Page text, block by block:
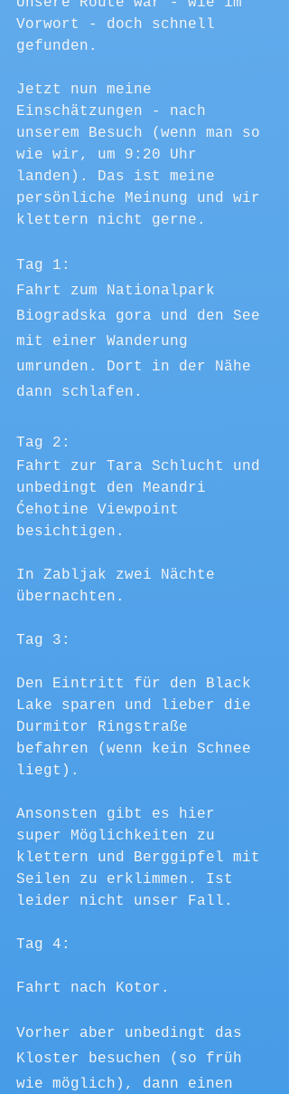
Vorwort - doch schnell
gefunden.
Jetzt nun meine
Einschätzungen - nach
unserem Besuch (wenn man so
wie wir, um 9:20 Uhr
landen). Das ist meine
persönliche Meinung und wir
klettern nicht gerne.
Tag 1:
Fahrt zum Nationalpark
Biogradska gora und den See
mit einer Wanderung
umrunden. Dort in der Nähe
dann schlafen.
Tag 2:
Fahrt zur Tara Schlucht und
unbedingt den Meandri
Ćehotine Viewpoint
besichtigen.
In Zabljak zwei Nächte
übernachten.
Tag 3:
Den Eintritt für den Black
Lake sparen und lieber die
Durmitor Ringstraße
befahren (wenn kein Schnee
liegt).
Ansonsten gibt es hier
super Möglichkeiten zu
klettern und Berggipfel mit
Seilen zu erklimmen. Ist
leider nicht unser Fall.
Tag 4:
Fahrt nach Kotor.
Vorher aber unbedingt das
Kloster besuchen (so früh
wie möglich), dann einen